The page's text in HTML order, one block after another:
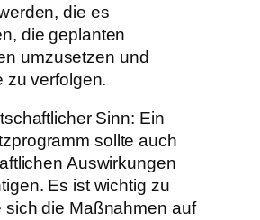
die es
die geplanten
umzusetzen und
zu verfolgen.
Sinn: Ein
sollte auch
Auswirkungen
Es ist wichtig zu
sich die Maßnahmen auf